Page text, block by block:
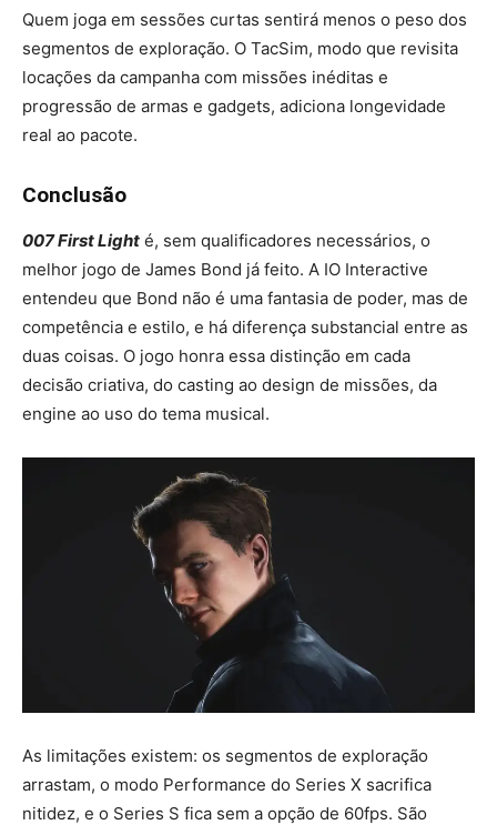
Quem joga em sessões curtas sentirá menos o peso dos
segmentos de exploração. O TacSim, modo que revisita
locações da campanha com missões inéditas e
progressão de armas e gadgets, adiciona longevidade
real ao pacote.
Conclusão
007 First Light é, sem qualificadores necessários, o
melhor jogo de James Bond já feito. A IO Interactive
entendeu que Bond não é uma fantasia de poder, mas de
competência e estilo, e há diferença substancial entre as
duas coisas. O jogo honra essa distinção em cada
decisão criativa, do casting ao design de missões, da
engine ao uso do tema musical.
As limitações existem: os segmentos de exploração
arrastam, o modo Performance do Series X sacrifica
nitidez, e o Series S fica sem a opção de 60fps. São